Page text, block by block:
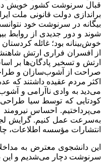
براندازی دولت قانونی ملت
بیگانه در سرنوشت خود
خوش‌بینانه بود؛ غائله
از افسران فراری ارتش
ارتش و تسخیر پادگان‌ها بر
صراحت از آشوب‌سازان و
اکثر مردم عقیده داشتند که
کودتایی که توسط سیا طراحی
می‌پرداختیم. احساس
به‌سرعت عمل کنیم. گرایش
انتشارات مؤسسه اطلاعات، چاپ اول
این دانشجوی معترض به
سرنوشت دچار می‌شدیم و این